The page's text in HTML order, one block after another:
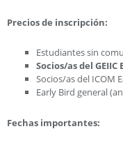
Precios de inscripción:
Estudiantes sin
Socios/as del
Socios/as del ICOM
Early Bird general
Fechas importantes: